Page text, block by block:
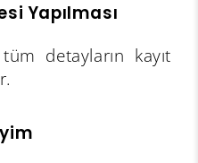
Yapılması
detayların kayıt